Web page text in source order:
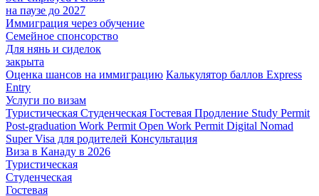
на паузе до 2027
Иммиграция через обучение
Семейное спонсорство
Для нянь и сиделок
закрыта
Оценка шансов на иммиграцию Калькулятор баллов Express
Entry
Услуги по визам
Туристическая Студенческая Гостевая Продление Study Permit
Post-graduation Work Permit Open Work Permit Digital Nomad
Super Visa для родителей Консультация
Виза в Канаду в 2026
Туристическая
Студенческая
Гостевая